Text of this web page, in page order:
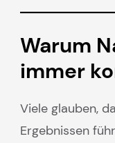
Warum
immer
Viele glauben,
Ergebnissen